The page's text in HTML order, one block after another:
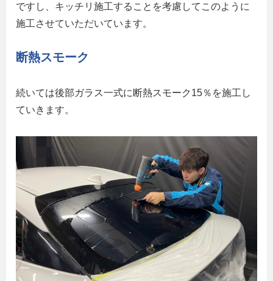
ですし、キッチリ施工することを考慮してこのように
施工させていただいています。
断熱スモーク
続いては後部ガラス一式に断熱スモーク15％を施工し
ていきます。